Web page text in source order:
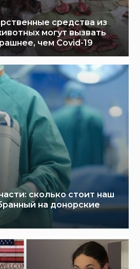
средства из
могут вызвать
чем Covid-19
сколько стоит наш
на донорские